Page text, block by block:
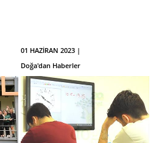
01 HAZİRAN 2023 |
Doğa'dan Haberler